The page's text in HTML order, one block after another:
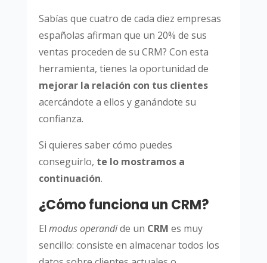
Sabías que cuatro de cada diez empresas
españolas afirman que un 20% de sus
ventas proceden de su CRM? Con esta
herramienta, tienes la oportunidad de
mejorar la relación con tus clientes
acercándote a ellos y ganándote su
confianza.
Si quieres saber cómo puedes
conseguirlo, te lo mostramos a
continuación.
¿Cómo funciona un CRM?
El modus operandide un CRM es muy
sencillo: consiste en almacenar todos los